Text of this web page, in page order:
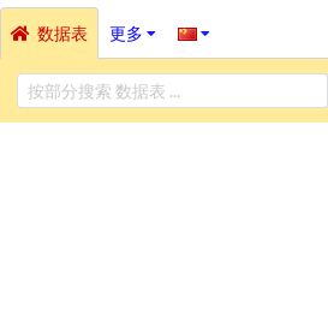
数据表 更多